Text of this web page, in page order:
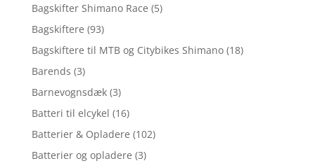
Bagskifter Shimano Race (5)
Bagskiftere (93)
Bagskiftere til MTB og Citybikes Shimano (18)
Barends (3)
Barnevognsdæk (3)
Batteri til elcykel (16)
Batterier & Opladere (102)
Batterier og opladere (3)